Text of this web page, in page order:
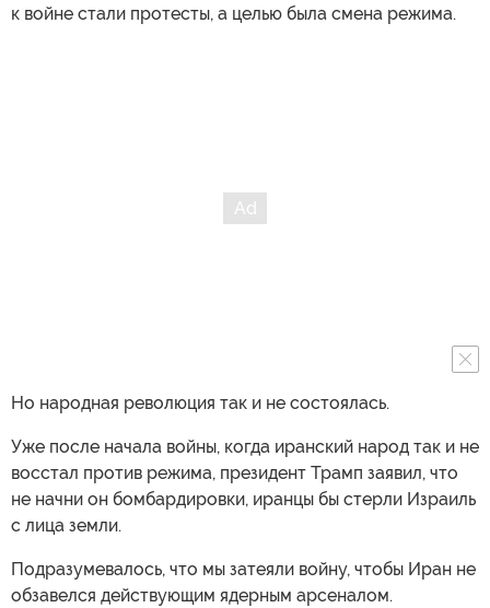
к войне стали протесты, а целью была смена режима.
Но народная революция так и не состоялась.
Уже после начала войны, когда иранский народ так и не
восстал против режима, президент Трамп заявил, что
не начни он бомбардировки, иранцы бы стерли Израиль
с лица земли.
Подразумевалось, что мы затеяли войну, чтобы Иран не
обзавелся действующим ядерным арсеналом.